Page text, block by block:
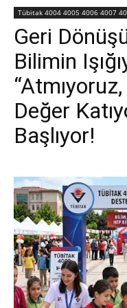
Tübitak 4004 4005 4006 4007
Geri
Bilimin
Değer
Başlıyor!